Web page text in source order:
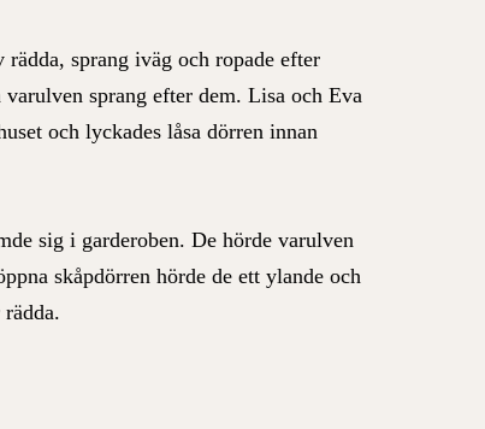
sprang iväg och ropade efter
sprang efter dem. Lisa och Eva
och lyckades låsa dörren innan
sig i garderoben. De hörde varulven
skåpdörren hörde de ett ylande och